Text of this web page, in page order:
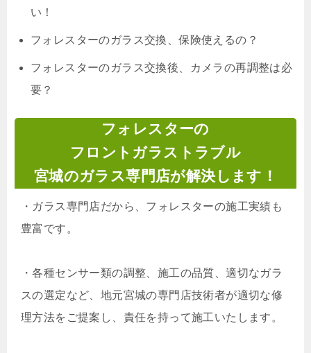
い！
フォレスターのガラス交換、保険使えるの？
フォレスターのガラス交換後、カメラの再調整は必
要？
フォレスターの
フロントガラストラブル
宮城のガラス専門店が解決します！
・ ガラス専門店だから、フォレスターの施工実績も
豊富です。
・各種センサー類の調整、施工の品質、適切なガラ
スの選定など、地元宮城の専門店技術者が適切な修
理方法をご提案し、責任を持って施工いたします。